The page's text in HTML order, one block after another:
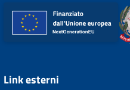
Link esterni